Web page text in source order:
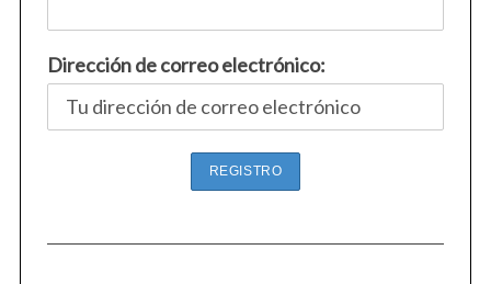
Dirección de correo electrónico: